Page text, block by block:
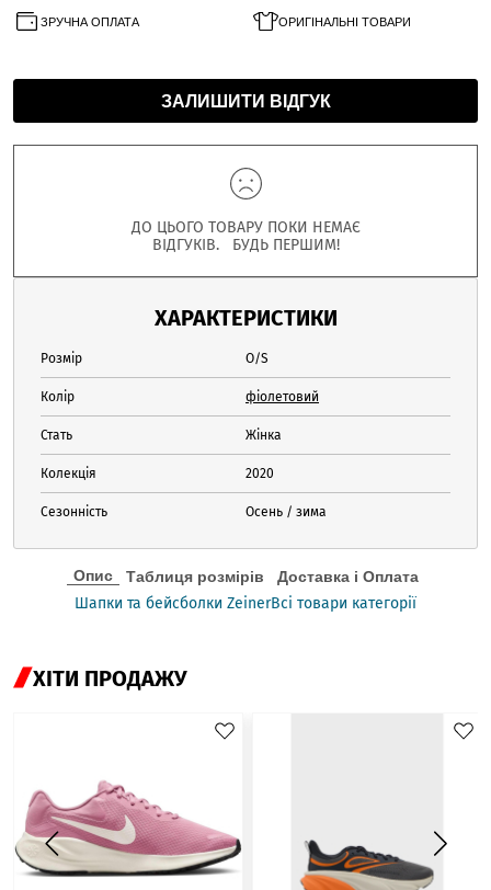
ЗРУЧНА ОПЛАТА ОРИГІНАЛЬНІ ТОВАРИ
ЗАЛИШИТИ ВІДГУК
ДО ЦЬОГО ТОВАРУ ПОКИ НЕМАЄ
ВІДГУКІВ. БУДЬ ПЕРШИМ!
ХАРАКТЕРИСТИКИ
Розмір O/S
Колір фіолетовий
Стать Жінка
Колекція 2020
Сезонність Осень / зима
Опис Таблиця розмірів Доставка і Оплата
Шапки та бейсболки ZeinerВсі товари категорії
ХІТИ ПРОДАЖУ